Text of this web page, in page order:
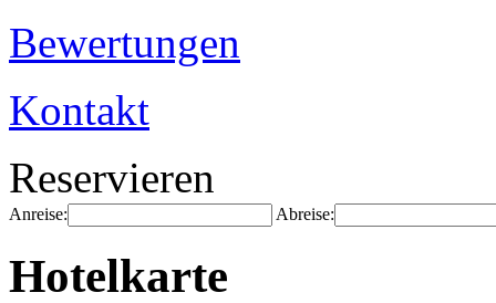
Bewertungen
Kontakt
Reservieren
Anreise: Abreise:
Hotelkarte